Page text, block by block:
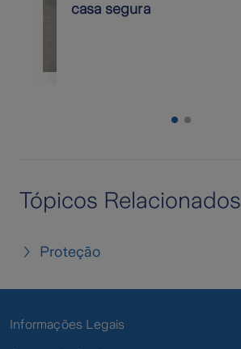
casa segura
Tópicos Relacionados
Proteção
Informações Legais